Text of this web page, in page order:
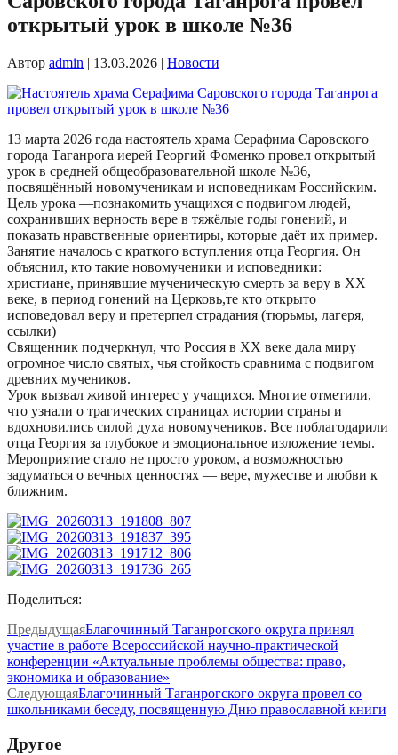
открытый урок в школе №36
Автор admin | 13.03.2026 | Новости
13 марта 2026 года настоятель храма Серафима Саровского
города Таганрога иерей Георгий Фоменко провел открытый
урок в средней общеобразовательной школе №36,
посвящённый новомученикам и исповедникам Российским.
Цель урока —познакомить учащихся с подвигом людей,
сохранивших верность вере в тяжёлые годы гонений, и
показать нравственные ориентиры, которые даёт их пример.
Занятие началось с краткого вступления отца Георгия. Он
объяснил, кто такие новомученики и исповедники:
христиане, принявшие мученическую смерть за веру в XX
веке, в период гонений на Церковь,те кто открыто
исповедовал веру и претерпел страдания (тюрьмы, лагеря,
ссылки)
Священник подчеркнул, что Россия в XX веке дала миру
огромное число святых, чья стойкость сравнима с подвигом
древних мучеников.
Урок вызвал живой интерес у учащихся. Многие отметили,
что узнали о трагических страницах истории страны и
вдохновились силой духа новомучеников. Все поблагодарили
отца Георгия за глубокое и эмоциональное изложение темы.
Мероприятие стало не просто уроком, а возможностью
задуматься о вечных ценностях — вере, мужестве и любви к
ближним.
Поделиться:
ПредыдущаяБлагочинный Таганрогского округа принял
участие в работе Всероссийской научно-практической
конференции «Актуальные проблемы общества: право,
экономика и образование»
СледующаяБлагочинный Таганрогского округа провел со
школьниками беседу, посвященную Дню православной книги
Другое